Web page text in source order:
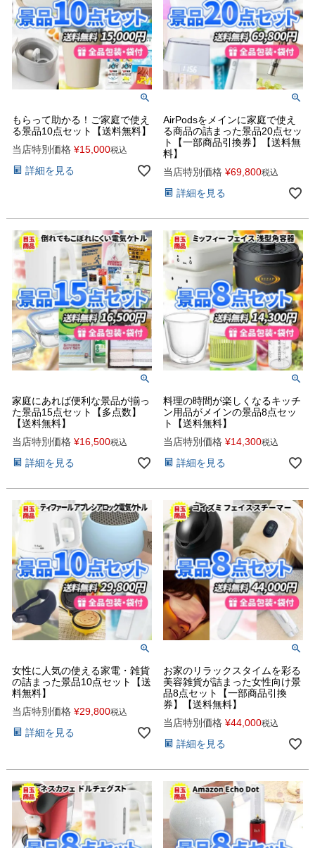
もらって助かる！ご家庭で使え
る景品10点セット【送料無料】
当店特別価格 ¥15,000税込
詳細を見る
AirPodsをメインに家庭で使え
る商品の詰まった景品20点セッ
ト【一部商品引換券】【送料無
料】
当店特別価格 ¥69,800税込
詳細を見る
家庭にあれば便利な景品が揃っ
た景品15点セット【多点数】
【送料無料】
当店特別価格 ¥16,500税込
詳細を見る
料理の時間が楽しくなるキッチ
ン用品がメインの景品8点セッ
ト【送料無料】
当店特別価格 ¥14,300税込
詳細を見る
女性に人気の使える家電・雑貨
の詰まった景品10点セット【送
料無料】
当店特別価格 ¥29,800税込
詳細を見る
お家のリラックスタイムを彩る
美容雑貨が詰まった女性向け景
品8点セット【一部商品引換
券】【送料無料】
当店特別価格 ¥44,000税込
詳細を見る